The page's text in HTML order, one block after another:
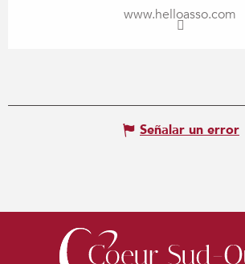
www.helloasso.com
Señalar un error